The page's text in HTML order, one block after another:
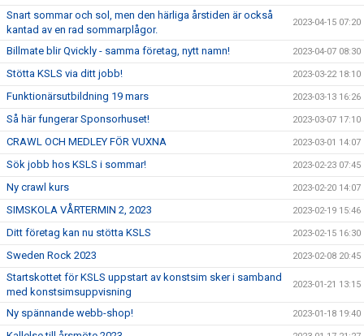
Snart sommar och sol, men den härliga årstiden är också
kantad av en rad sommarplågor.
2023-04-15 07:20
Billmate blir Qvickly - samma företag, nytt namn! 2023-04-07 08:30
Stötta KSLS via ditt jobb! 2023-03-22 18:10
Funktionärsutbildning 19 mars 2023-03-13 16:26
Så här fungerar Sponsorhuset! 2023-03-07 17:10
CRAWL OCH MEDLEY FÖR VUXNA 2023-03-01 14:07
Sök jobb hos KSLS i sommar! 2023-02-23 07:45
Ny crawl kurs 2023-02-20 14:07
SIMSKOLA VÅRTERMIN 2, 2023 2023-02-19 15:46
Ditt företag kan nu stötta KSLS 2023-02-15 16:30
Sweden Rock 2023 2023-02-08 20:45
Startskottet för KSLS uppstart av konstsim sker i samband
med konstsimsuppvisning
2023-01-21 13:15
Ny spännande webb-shop! 2023-01-18 19:40